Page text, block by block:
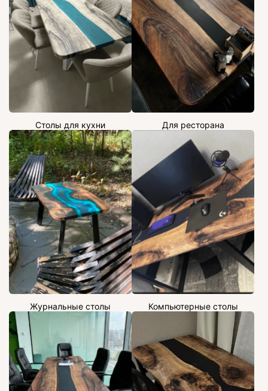
Столы для кухни Для ресторана
Журнальные столы Компьютерные столы